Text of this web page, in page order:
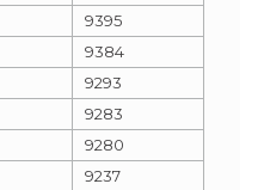
9395
9384
9293
9283
9280
9237